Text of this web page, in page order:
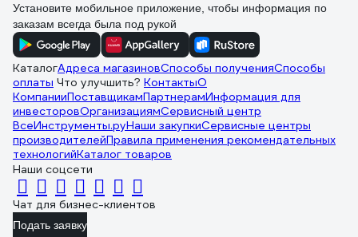
Установите мобильное приложение, чтобы информация по
заказам всегда была под рукой
КаталогАдреса магазиновСпособы полученияСпособы
оплаты Что улучшить? КонтактыО
КомпанииПоставщикамПартнерамИнформация для
инвесторовОрганизациямСервисный центр
ВсеИнструменты.руНаши закупкиСервисные центры
производителейПравила применения рекомендательных
технологийКаталог товаров
Наши соцсети
Чат для бизнес-клиентов
Подать заявку